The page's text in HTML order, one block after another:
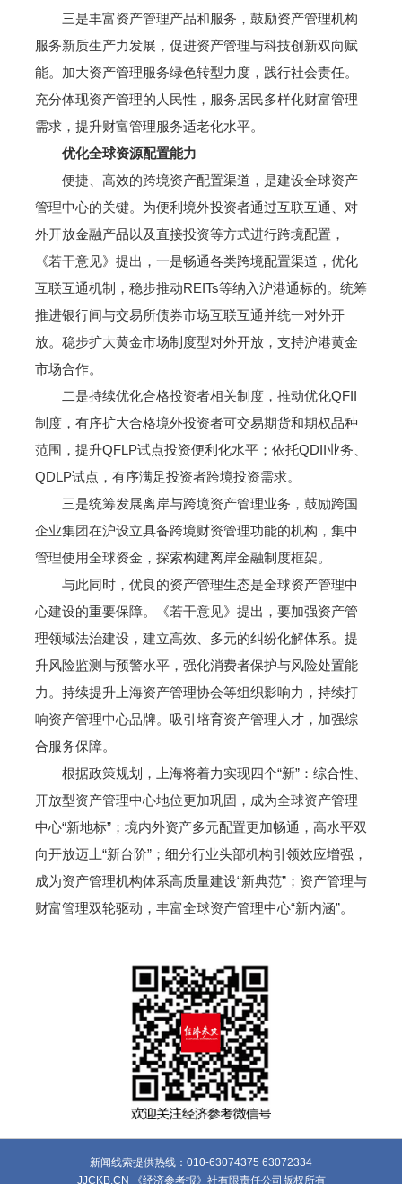
三是丰富资产管理产品和服务，鼓励资产管理机构
服务新质生产力发展，促进资产管理与科技创新双向赋
能。加大资产管理服务绿色转型力度，践行社会责任。
充分体现资产管理的人民性，服务居民多样化财富管理
需求，提升财富管理服务适老化水平。
优化全球资源配置能力
便捷、高效的跨境资产配置渠道，是建设全球资产
管理中心的关键。为便利境外投资者通过互联互通、对
外开放金融产品以及直接投资等方式进行跨境配置，
《若干意见》提出，一是畅通各类跨境配置渠道，优化
互联互通机制，稳步推动REITs等纳入沪港通标的。统筹
推进银行间与交易所债券市场互联互通并统一对外开
放。稳步扩大黄金市场制度型对外开放，支持沪港黄金
市场合作。
二是持续优化合格投资者相关制度，推动优化QFII
制度，有序扩大合格境外投资者可交易期货和期权品种
范围，提升QFLP试点投资便利化水平；依托QDII业务、
QDLP试点，有序满足投资者跨境投资需求。
三是统筹发展离岸与跨境资产管理业务，鼓励跨国
企业集团在沪设立具备跨境财资管理功能的机构，集中
管理使用全球资金，探索构建离岸金融制度框架。
与此同时，优良的资产管理生态是全球资产管理中
心建设的重要保障。《若干意见》提出，要加强资产管
理领域法治建设，建立高效、多元的纠纷化解体系。提
升风险监测与预警水平，强化消费者保护与风险处置能
力。持续提升上海资产管理协会等组织影响力，持续打
响资产管理中心品牌。吸引培育资产管理人才，加强综
合服务保障。
根据政策规划，上海将着力实现四个“新”：综合性、
开放型资产管理中心地位更加巩固，成为全球资产管理
中心“新地标”；境内外资产多元配置更加畅通，高水平双
向开放迈上“新台阶”；细分行业头部机构引领效应增强，
成为资产管理机构体系高质量建设“新典范”；资产管理与
财富管理双轮驱动，丰富全球资产管理中心“新内涵”。
新闻线索提供热线：010-63074375 63072334
JJCKB.CN 《经济参考报》社有限责任公司版权所有